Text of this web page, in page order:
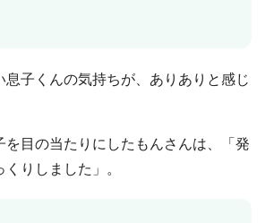
息子くんの気持ちが、ありありと感じ
を目の当たりにしたもんさんは、「発
りしました」。